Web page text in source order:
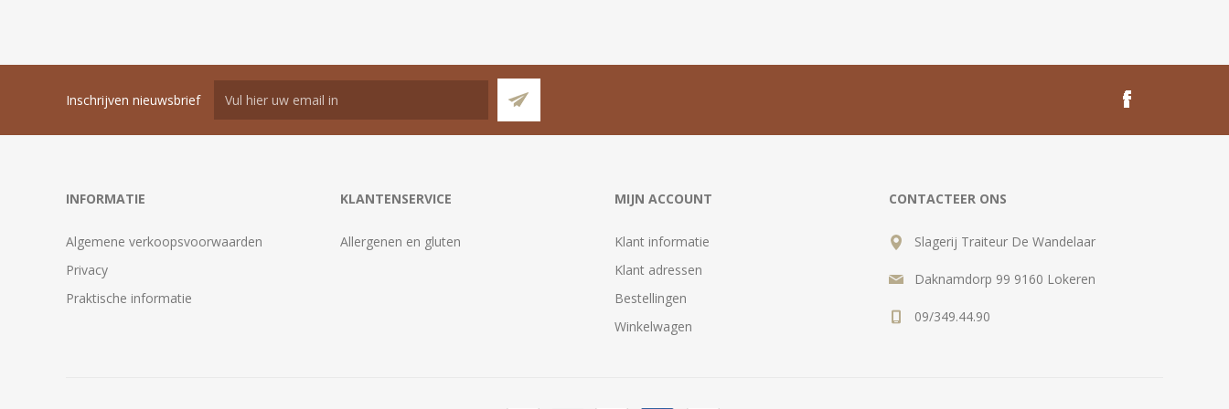
Inschrijven nieuwsbrief
INFORMATIE
Algemene verkoopsvoorwaarden
Privacy
Praktische informatie
KLANTENSERVICE
Allergenen en gluten
MIJN ACCOUNT
Klant informatie
Klant adressen
Bestellingen
Winkelwagen
CONTACTEER ONS
Slagerij Traiteur De Wandelaar
Daknamdorp 99 9160 Lokeren
09/349.44.90